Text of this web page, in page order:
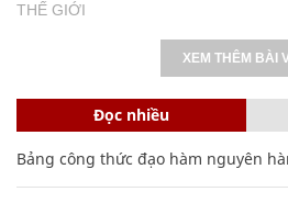
THẾ GIỚI
XEM THÊM BÀI
Đọc nhiều
Bảng công thức đạo hàm nguyên